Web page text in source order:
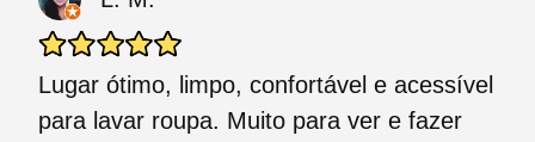
Lugar ótimo, limpo, confortável e acessível
para lavar roupa. Muito para ver e fazer